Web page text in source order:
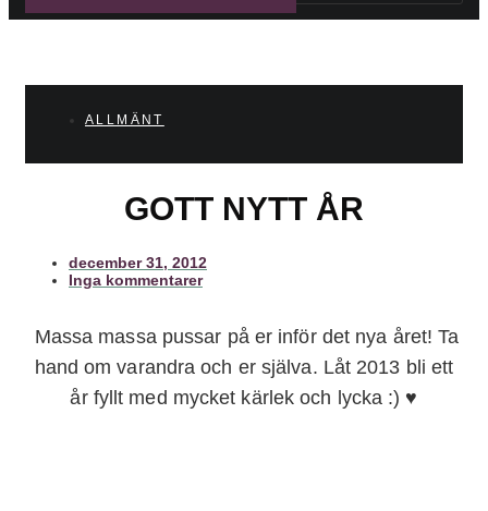
ALLMÄNT
GOTT NYTT ÅR
december 31, 2012
Inga kommentarer
Massa massa pussar på er inför det nya året! Ta
hand om varandra och er själva. Låt 2013 bli ett
år fyllt med mycket kärlek och lycka :) ♥